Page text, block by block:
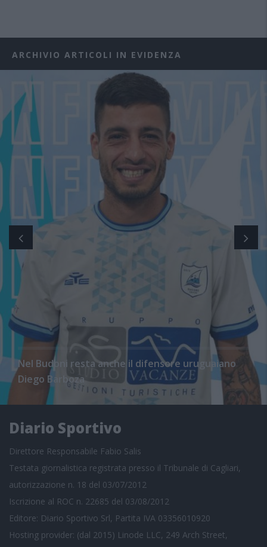
ARCHIVIO ARTICOLI IN EVIDENZA
Nel Budoni resta anche il difensore uruguaiano
Diego Barboza
Diario Sportivo
Direttore Responsabile Fabio Salis
Testata giornalistica registrata presso il Tribunale di Cagliari,
autorizzazione n. 18 del 03/07/2012
Iscrizione al ROC n. 22685 del 03/08/2012
Editore: Diario Sportivo Srl, Partita IVA 03356010920
Hosting provider: (dal 2015) Linode LLC, 249 Arch Street,